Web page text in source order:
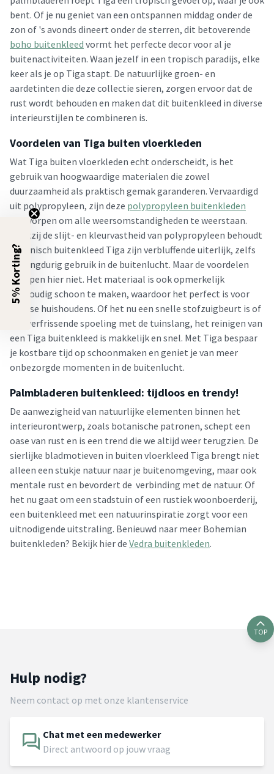
bent. Of je nu geniet van een ontspannen middag onder de
zon of 's avonds dineert onder de sterren, dit betoverende
boho buitenkleed vormt het perfecte decor voor al je
buitenactiviteiten. Waan jezelf in een tropisch paradijs, elke
keer als je op Tiga stapt. De natuurlijke groen- en
aardetinten die deze collectie sieren, zorgen ervoor dat de
rust wordt behouden en maken dat dit buitenkleed in diverse
interieurstijlen te combineren is.
Voordelen van Tiga buiten vloerkleden
Wat Tiga buiten vloerkleden echt onderscheidt, is het
gebruik van hoogwaardige materialen die zowel
duurzaamheid als praktisch gemak garanderen. Vervaardigd
uit polypropyleen, zijn deze polypropyleen buitenkleden
ontworpen om alle weersomstandigheden te weerstaan.
Dankzij de slijt- en kleurvastheid van polypropyleen behoudt
botanisch buitenkleed Tiga zijn verbluffende uiterlijk, zelfs
na langdurig gebruik in de buitenlucht. Maar de voordelen
stoppen hier niet. Het materiaal is ook opmerkelijk
eenvoudig schoon te maken, waardoor het perfect is voor
diverse huishoudens. Of het nu een snelle stofzuigbeurt is of
een verfrissende spoeling met de tuinslang, het reinigen van
een Tiga buitenkleed is makkelijk en snel. Met Tiga bespaar
je kostbare tijd op schoonmaken en geniet je van meer
onbezorgde momenten in de buitenlucht.
Palmbladeren buitenkleed: tijdloos en trendy!
De aanwezigheid van natuurlijke elementen binnen het
interieurontwerp, zoals botanische patronen, schept een
oase van rust en is een trend die we altijd weer terugzien. De
sierlijke bladmotieven in buiten vloerkleed Tiga brengt niet
alleen een stukje natuur naar je buitenomgeving, maar ook
mentale rust en bevordert de verbinding met de natuur. Of
het nu gaat om een stadstuin of een rustiek woonboerderij,
een buitenkleed met een natuurinspiratie zorgt voor een
uitnodigende uitstraling. Benieuwd naar meer Bohemian
buitenkleden? Bekijk hier de Vedra buitenkleden.
TOP
Hulp nodig?
Neem contact op met onze klantenservice
Chat met een medewerker
Direct antwoord op jouw vraag
5% Korting?